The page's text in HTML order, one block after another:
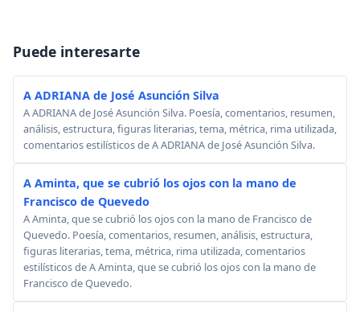
Puede interesarte
A ADRIANA de José Asunción Silva
A ADRIANA de José Asunción Silva. Poesía, comentarios, resumen,
análisis, estructura, figuras literarias, tema, métrica, rima utilizada,
comentarios estilísticos de A ADRIANA de José Asunción Silva.
A Aminta, que se cubrió los ojos con la mano de
Francisco de Quevedo
A Aminta, que se cubrió los ojos con la mano de Francisco de
Quevedo. Poesía, comentarios, resumen, análisis, estructura,
figuras literarias, tema, métrica, rima utilizada, comentarios
estilísticos de A Aminta, que se cubrió los ojos con la mano de
Francisco de Quevedo.